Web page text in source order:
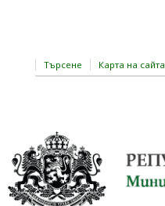
Търсене Карта на сайта